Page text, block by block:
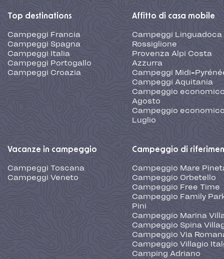
Top destinations
Campeggi Francia
Campeggi Spagna
Campeggi Italia
Campeggi Portogallo
Campeggi Croazia
Affitto di casa mobile
Campeggi Linguadoca
Rossiglione
Provenza Alpi Costa
Azzurra
Campeggi Midi-
Campeggi Aquitania
Campeggio
Agosto
Campeggio
Luglio
Vacanze in campeggio
Campeggi Toscana
Campeggi Veneto
Campeggio di
Campeggio Mare
Campeggio Orbetello
Campeggio Free Time
Campeggio Family
Pini
Campeggio Marina
Campeggio Spina
Campeggio Via
Campeggio Villagio
Camping Adriano